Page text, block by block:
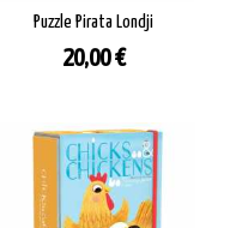
Puzzle Pirata Londji
Prezzo
20,00 €